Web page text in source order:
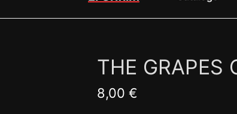
THE GRAPES
8,00 €